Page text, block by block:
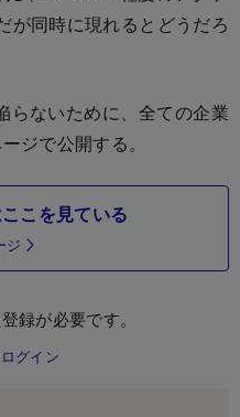
が同時に現れるとどうだろ
ないために、全ての企業
ジで公開する。
こを見ている
ジ
録が必要です。
ログイン